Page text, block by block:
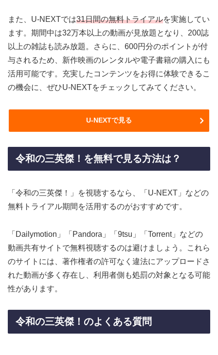
また、U-NEXTでは31日間の無料トライアルを実施してい
ます。期間中は32万本以上の動画が見放題となり、200誌
以上の雑誌も読み放題。さらに、600円分のポイントが付
与されるため、新作映画のレンタルや電子書籍の購入にも
活用可能です。充実したコンテンツをお得に体験できるこ
の機会に、ぜひU-NEXTをチェックしてみてください。
U-NEXTで見る
令和の三英傑！を無料で見る方法は？
「令和の三英傑！」を視聴するなら、「U-NEXT」などの
無料トライアル期間を活用するのがおすすめです。
「Dailymotion」「Pandora」「9tsu」「Torrent」などの
動画共有サイトで無料視聴するのは避けましょう。これら
のサイトには、著作権者の許可なく違法にアップロードさ
れた動画が多く存在し、利用者側も処罰の対象となる可能
性があります。
令和の三英傑！のよくある質問